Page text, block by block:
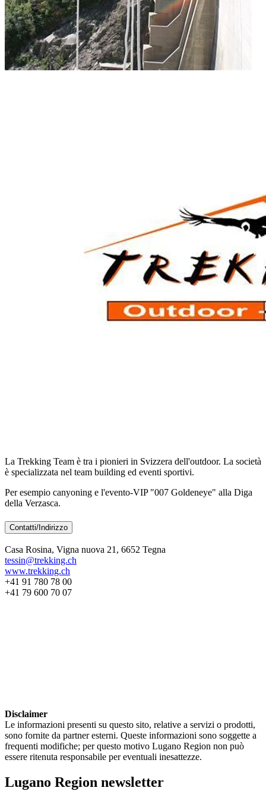
La Trekking Team è tra i pionieri in Svizzera dell'outdoor. La società
è specializzata nel team building ed eventi sportivi.
Per esempio canyoning e l'evento-VIP "007 Goldeneye" alla Diga
della Verzasca.
Contatti/Indirizzo
Casa Rosina, Vigna nuova 21, 6652 Tegna
tessin@trekking.ch
www.trekking.ch
+41 91 780 78 00
+41 79 600 70 07
Disclaimer
Le informazioni presenti su questo sito, relative a servizi o prodotti,
sono fornite da partner esterni. Queste informazioni sono soggette a
frequenti modifiche; per questo motivo Lugano Region non può
essere ritenuta responsabile per eventuali inesattezze.
Lugano Region newsletter